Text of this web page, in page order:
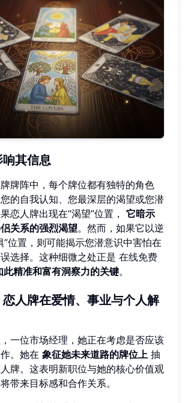
其信息
牌阵中，每个牌位都有独特的角色
的自我认知、您最深层的渴望或您潜
恋人牌出现在“渴望”位置， 它暗示
关系的强烈渴望。然而，如果它以逆
”位置，则可能揭示您潜意识中害怕在
选择。这种细微之处正是 在线免费
此精准和富有洞察力的关键。
人牌在爱情、事业与个人解
一位市场经理，她正在考虑是否应该
。她在 象征她未来道路的牌位上 抽
牌。这表明新职位与她的核心价值观
带来目标感和合作关系。